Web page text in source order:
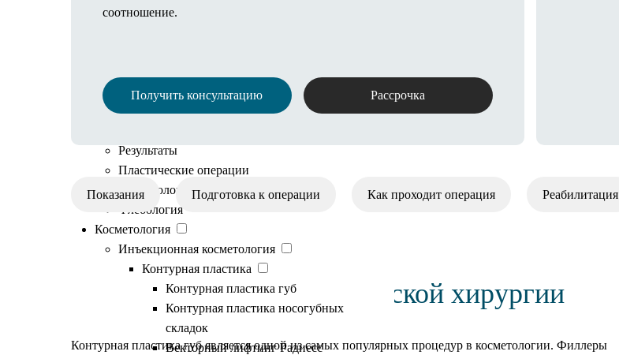
Анестезия
Рассрочка
Налоговый вычет
Результаты
Пластические операции
Косметологические процедуры
Флебология
Косметология
Инъекционная косметология
Контурная пластика
Контурная пластика губ
Контурная пластика носогубных
складок
Векторный лифтинг Радиесс
соотношение.
Получить консультацию Рассрочка
Показания Подготовка к операции Как проходит операция Реабилитация
Филлеры против пластической хирургии
Контурная пластика губявляется одной из самых популярных процедур в косметологии. Филлеры